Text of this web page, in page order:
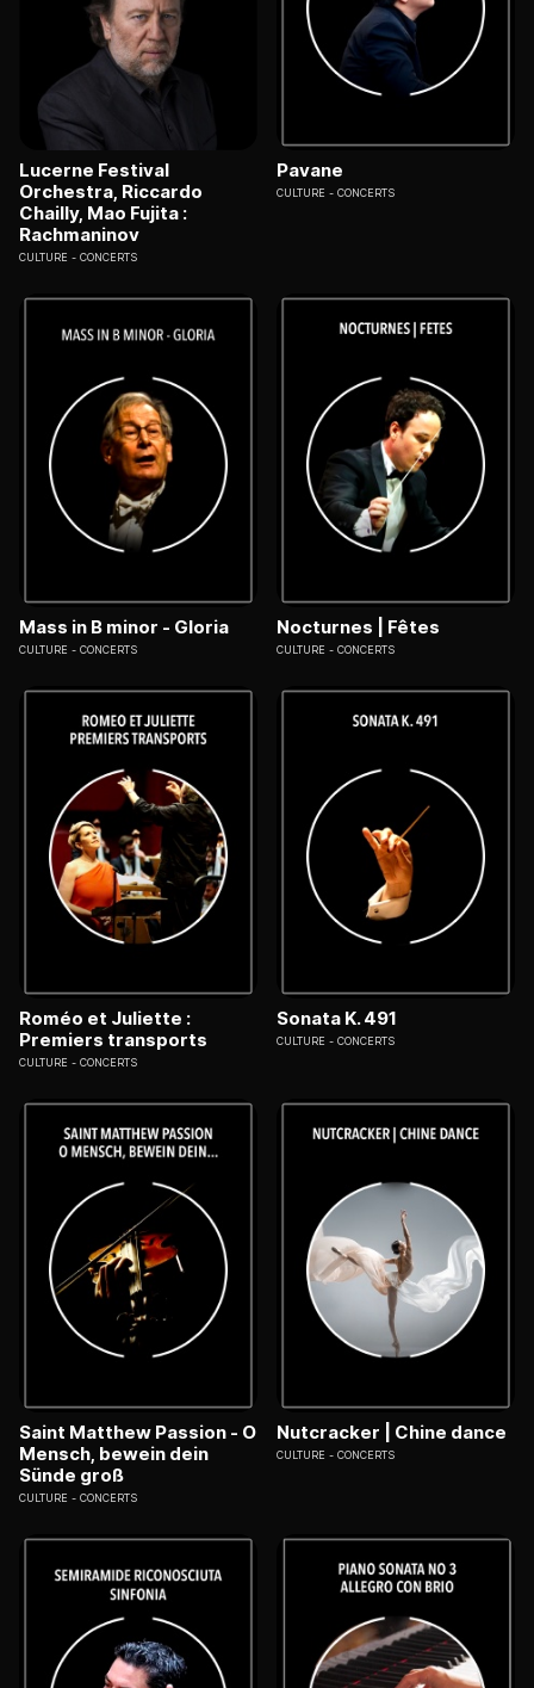
Lucerne Festival
Orchestra, Riccardo
Chailly, Mao Fujita :
Rachmaninov
CULTURE CONCERTS
Pavane
CULTURE CONCERTS
Mass in B minor - Gloria
CULTURE CONCERTS
Nocturnes | Fêtes
CULTURE CONCERTS
Roméo et Juliette :
Premiers transports
CULTURE CONCERTS
Sonata K. 491
CULTURE CONCERTS
Saint Matthew Passion - O
Mensch, bewein dein
Sünde groß
CULTURE CONCERTS
Nutcracker | Chine dance
CULTURE CONCERTS